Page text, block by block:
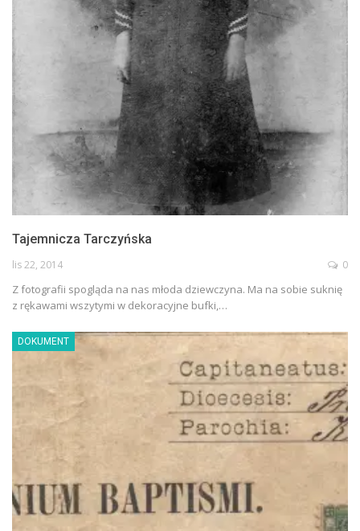
Tajemnicza Tarczyńska
lis 22, 2014 0
Z fotografii spogląda na nas młoda dziewczyna. Ma na sobie suknię
z rękawami wszytymi w dekoracyjne bufki,…
DOKUMENT